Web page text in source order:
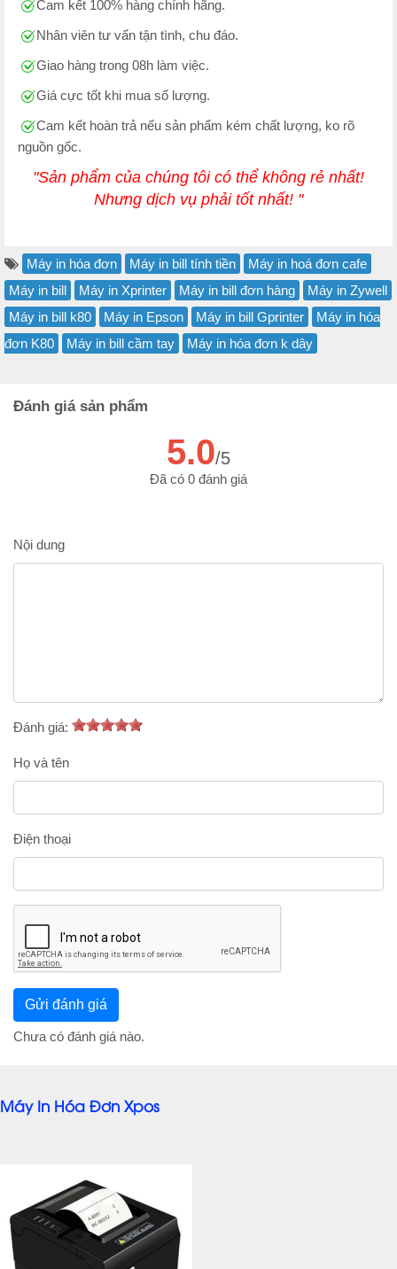
Cam kết 100% hàng chính hãng.
Nhân viên tư vấn tận tình, chu đáo.
Giao hàng trong 08h làm việc.
Giá cực tốt khi mua số lượng.
Cam kết hoàn trả nếu sản phẩm kém chất lượng, ko rõ
nguồn gốc.
"Sản phẩm của chúng tôi có thể không rẻ nhất!
Nhưng dịch vụ phải tốt nhất! "
Máy in hóa đơn Máy in bill tính tiền
Máy in hoá đơn cafe
Máy in bill
Máy in Xprinter Máy in bill đơn hàng
Máy in Zywell
Máy in bill k80
Máy in Epson Máy in bill Gprinter
Máy in hóa
đơn K80
Máy in bill cầm tay Máy in hóa đơn k dây
Đánh giá sản phẩm
5.0/5
Đã có 0 đánh giá
Nội dung
Đánh giá:
Họ và tên
Điện thoại
Chưa có đánh giá nào.
Máy In Hóa Đơn Xpos